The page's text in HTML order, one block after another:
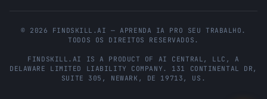
© 2026 FINDSKILL.AI — APRENDA IA PRO SEU TRABALHO.
TODOS OS DIREITOS RESERVADOS.
FINDSKILL.AI IS A PRODUCT OF AI CENTRAL, LLC , A
DELAWARE LIMITED LIABILITY COMPANY. 131 CONTINENTAL DR,
SUITE 305 , NEWARK , DE 19713 , US .